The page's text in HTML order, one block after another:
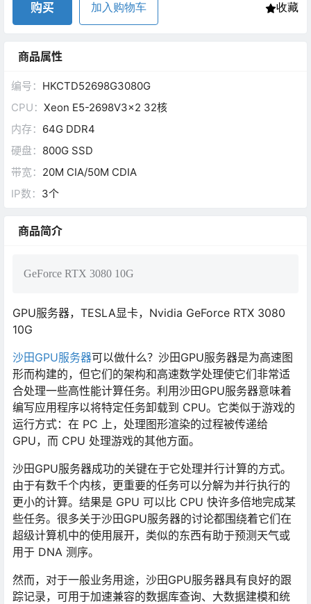
购买 加入购物车 收藏
商品属性
编号： HKCTD52698G3080G
CPU： Xeon E5-2698V3×2 32核
内存： 64G DDR4
硬盘： 800G SSD
带宽： 20M CIA/50M CDIA
IP数： 3个
商品简介
GeForce RTX 3080 10G
GPU服务器，TESLA显卡，Nvidia GeForce RTX 3080
10G
沙田GPU服务器可以做什么？沙田GPU服务器是为高速图
形而构建的，但它们的架构和高速数学处理使它们非常适
合处理一些高性能计算任务。利用沙田GPU服务器意味着
编写应用程序以将特定任务卸载到 CPU。它类似于游戏的
运行方式：在 PC 上，处理图形渲染的过程被传递给
GPU，而 CPU 处理游戏的其他方面。
沙田GPU服务器成功的关键在于它处理并行计算的方式。
由于有数千个内核，更重要的任务可以分解为并行执行的
更小的计算。结果是 GPU 可以比 CPU 快许多倍地完成某
些任务。很多关于沙田GPU服务器的讨论都围绕着它们在
超级计算机中的使用展开，类似的东西有助于预测天气或
用于 DNA 测序。
然而，对于一般业务用途，沙田GPU服务器具有良好的跟
踪记录，可用于加速兼容的数据库查询、大数据建模和统